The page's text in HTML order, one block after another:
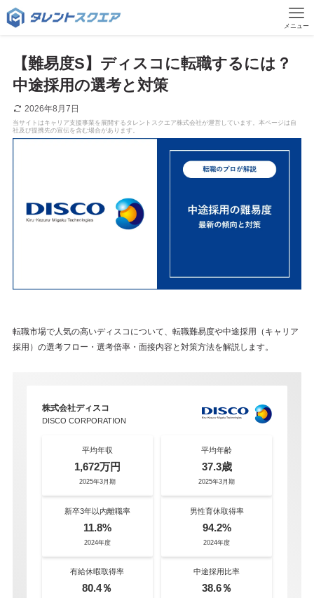
メニュー
【難易度S】ディスコに転職するには？
中途採用の選考と対策
2026年8月7日
転職市場で人気の高いディスコについて、転職難易度や中途採用（キャリア
採用）の選考フロー・選考倍率・面接内容と対策方法を解説します。
株式会社ディスコ
DISCO CORPORATION
平均年収
1,672万円
2025年3月期
平均年齢
37.3歳
2025年3月期
新卒3年以内離職率
11.8%
2024年度
男性育休取得率
94.2%
2024年度
有給休暇取得率
80.4％
中途採用比率
38.6％